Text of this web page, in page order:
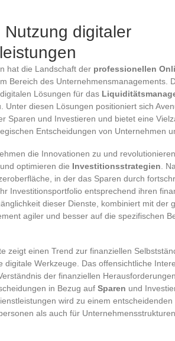
digitaler
hat die Landschaft der professionellen
Bereich des Unternehmensmanagements.
Lösungen für das
Unter diesen Lösungen positioniert sich
Sparen und Investieren und bietet eine
Entscheidungen von Unternehmen
die Innovationen zu und
und optimieren die Investitionsstrategien .
in der das Sparen durch
Investitionsportfolio entsprechend ihren
dieser Dienste, kombiniert mit der
agiler und besser auf die spezifischen
zeigt einen Trend zur finanziellen
digitale Werkzeuge. Das offensichtliche
der finanziellen
in Bezug auf Sparen und
wird zu einem
als auch für Unternehmensstrukturen.